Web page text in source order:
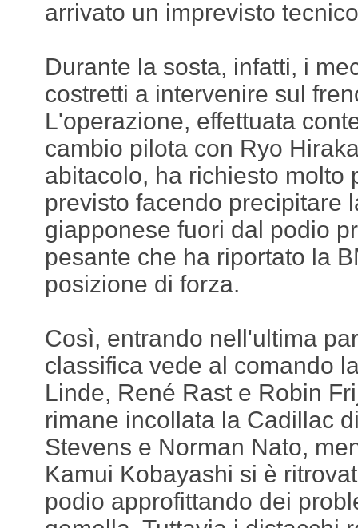
arrivato un imprevisto
Durante la sosta, infatti, i
costretti a intervenire sul
L'operazione, effettuata
cambio pilota con Ryo
abitacolo, ha richiesto molto
previsto facendo precipitare
giapponese fuori dal podio
pesante che ha riportato la
posizione di forza.
Così, entrando nell'ultima
classifica vede al comando
Linde, René Rast e Robin
rimane incollata la Cadillac
Stevens e Norman Nato,
Kamui Kobayashi si è
podio approfittando dei